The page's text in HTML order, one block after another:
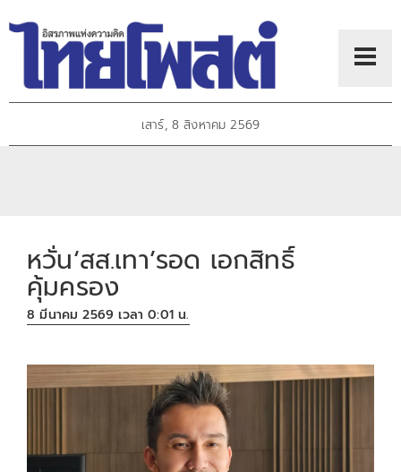
เสาร์, 8 สิงหาคม 2569
หวั่น‘สส.เทา’รอด เอกสิทธิ์
คุ้มครอง
8 มีนาคม 2569 เวลา 0:01 น.